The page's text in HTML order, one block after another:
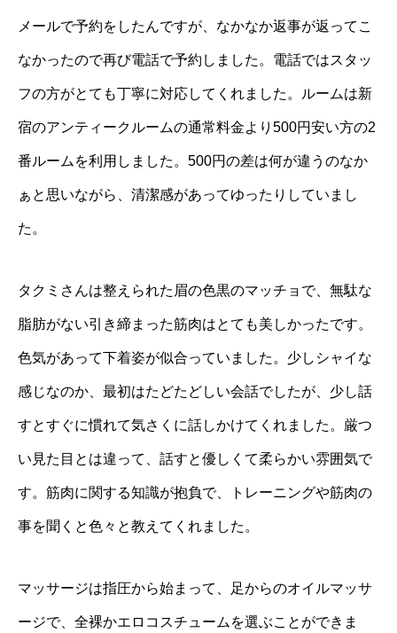
メールで予約をしたんですが、なかなか返事が返ってこ
なかったので再び電話で予約しました。電話ではスタッ
フの方がとても丁寧に対応してくれました。ルームは新
宿のアンティークルームの通常料金より500円安い方の2
番ルームを利用しました。500円の差は何が違うのなか
ぁと思いながら、清潔感があってゆったりしていまし
た。
タクミさんは整えられた眉の色黒のマッチョで、無駄な
脂肪がない引き締まった筋肉はとても美しかったです。
色気があって下着姿が似合っていました。少しシャイな
感じなのか、最初はたどたどしい会話でしたが、少し話
すとすぐに慣れて気さくに話しかけてくれました。厳つ
い見た目とは違って、話すと優しくて柔らかい雰囲気で
す。筋肉に関する知識が抱負で、トレーニングや筋肉の
事を聞くと色々と教えてくれました。
マッサージは指圧から始まって、足からのオイルマッサ
ージで、全裸かエロコスチュームを選ぶことができま